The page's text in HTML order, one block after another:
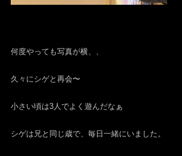
何度やっても写真が横、、
久々にシゲと再会〜
小さい頃は3人でよく遊んだなぁ
シゲは兄と同じ歳で、毎日一緒にいました。